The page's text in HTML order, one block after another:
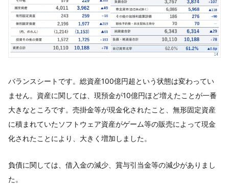
バランスシートです。総資産100億円超という状態は変わってい
ません。資産に関しては、現預金が10億円ほど増えたことが一番
大きなところです。売掛金等が現金化されたこと、無形固定資産
に積まれていたソフトウェア資産がゲーム等の販売によって現金
化されたことにより、大きく増加しました。
負債に関しては、借入金の減少、賞与引当金等の減少がありまし
た。